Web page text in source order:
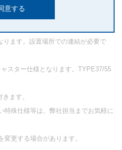
ます。設置場所での連結が必要で
スター仕様となります。TYPE37/55
ます。
殊仕様等は、弊社担当までお気軽に
更する場合があります。
意する